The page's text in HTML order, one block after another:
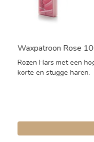
Waxpatroon Rose
Rozen Hars met een
korte en stugge haren.